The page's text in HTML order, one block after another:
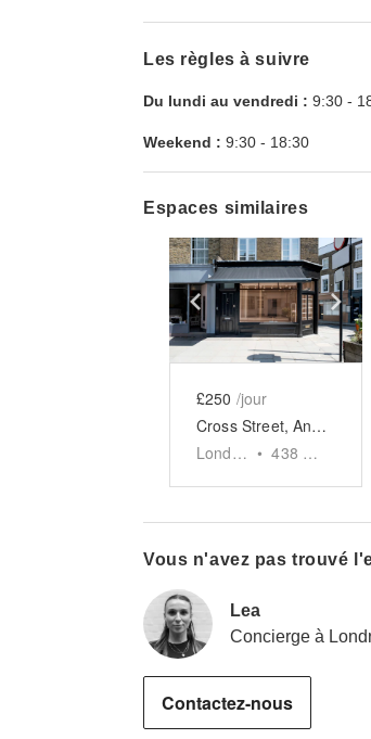
Les règles à suivre
Du lundi au vendredi : 9:30 -
Weekend : 9:30 - 18:30
Espaces similaires
Show previous
£250 /jour
Cross Street, Angel - The Corner Store
London • 438
Vous n'avez pas trouvé
Lea
Concierge à
Contactez-nous